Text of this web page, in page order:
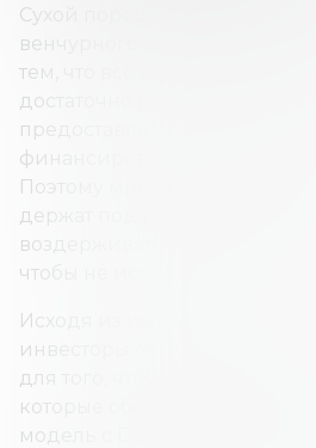
Сухой порошок широко
венчурного капитала и
тем, что все венчурные
достаточно наличных, чтобы
предоставлять
финансирование
Поэтому многие венчурные
держат под рукой сухой
воздерживаться от
чтобы не истощать свой
Исходя из изложенного,
инвесторы обычно
для того, чтобы направить
которые обесценились. Это
модель с DCA (стратегия